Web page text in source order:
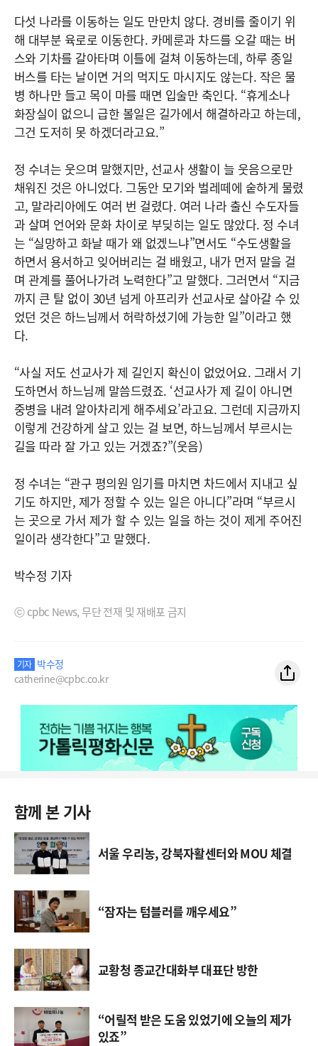
다섯 나라를 이동하는 일도 만만치 않다. 경비를 줄이기 위
해 대부분 육로로 이동한다. 카메룬과 차드를 오갈 때는 버
스와 기차를 갈아타며 이틀에 걸쳐 이동하는데, 하루 종일
버스를 타는 날이면 거의 먹지도 마시지도 않는다. 작은 물
병 하나만 들고 목이 마를 때면 입술만 축인다. “휴게소나
화장실이 없으니 급한 볼일은 길가에서 해결하라고 하는데,
그건 도저히 못 하겠더라고요.”
정 수녀는 웃으며 말했지만, 선교사 생활이 늘 웃음으로만
채워진 것은 아니었다. 그동안 모기와 벌레떼에 숱하게 물렸
고, 말라리아에도 여러 번 걸렸다. 여러 나라 출신 수도자들
과 살며 언어와 문화 차이로 부딪히는 일도 많았다. 정 수녀
는 “실망하고 화날 때가 왜 없겠느냐”면서도 “수도생활을
하면서 용서하고 잊어버리는 걸 배웠고, 내가 먼저 말을 걸
며 관계를 풀어나가려 노력한다”고 말했다. 그러면서 “지금
까지 큰 탈 없이 30년 넘게 아프리카 선교사로 살아갈 수 있
었던 것은 하느님께서 허락하셨기에 가능한 일”이라고 했
다.
“사실 저도 선교사가 제 길인지 확신이 없었어요. 그래서 기
도하면서 하느님께 말씀드렸죠. ‘선교사가 제 길이 아니면
중병을 내려 알아차리게 해주세요’라고요. 그런데 지금까지
이렇게 건강하게 살고 있는 걸 보면, 하느님께서 부르시는
길을 따라 잘 가고 있는 거겠죠?”(웃음)
정 수녀는 “관구 평의원 임기를 마치면 차드에서 지내고 싶
기도 하지만, 제가 정할 수 있는 일은 아니다”라며 “부르시
는 곳으로 가서 제가 할 수 있는 일을 하는 것이 제게 주어진
일이라 생각한다”고 말했다.
박수정 기자
ⓒ cpbc News, 무단 전재 및 재배포 금지
기자 박수정
catherine@cpbc.co.kr
함께 본 기사
서울 우리농, 강북자활센터와 MOU 체결
“잠자는 텀블러를 깨우세요”
교황청 종교간대화부 대표단 방한
“어릴적 받은 도움 있었기에 오늘의 제가
있죠”